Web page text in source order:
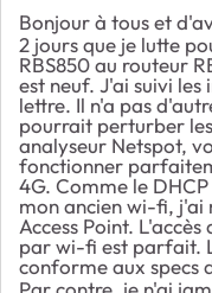
Bonjour à tous et
2 jours que je lutte
RBS850 au routeur
est neuf. J'ai suivi
lettre. Il n'a pas
pourrait perturber
analyseur Netspot,
fonctionner
4G. Comme le
mon ancien wi-fi, j'ai
Access Point.
par wi-fi est parfait.
conforme aux specs